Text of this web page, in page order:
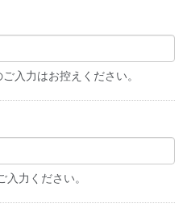
入力はお控えください。
力ください。